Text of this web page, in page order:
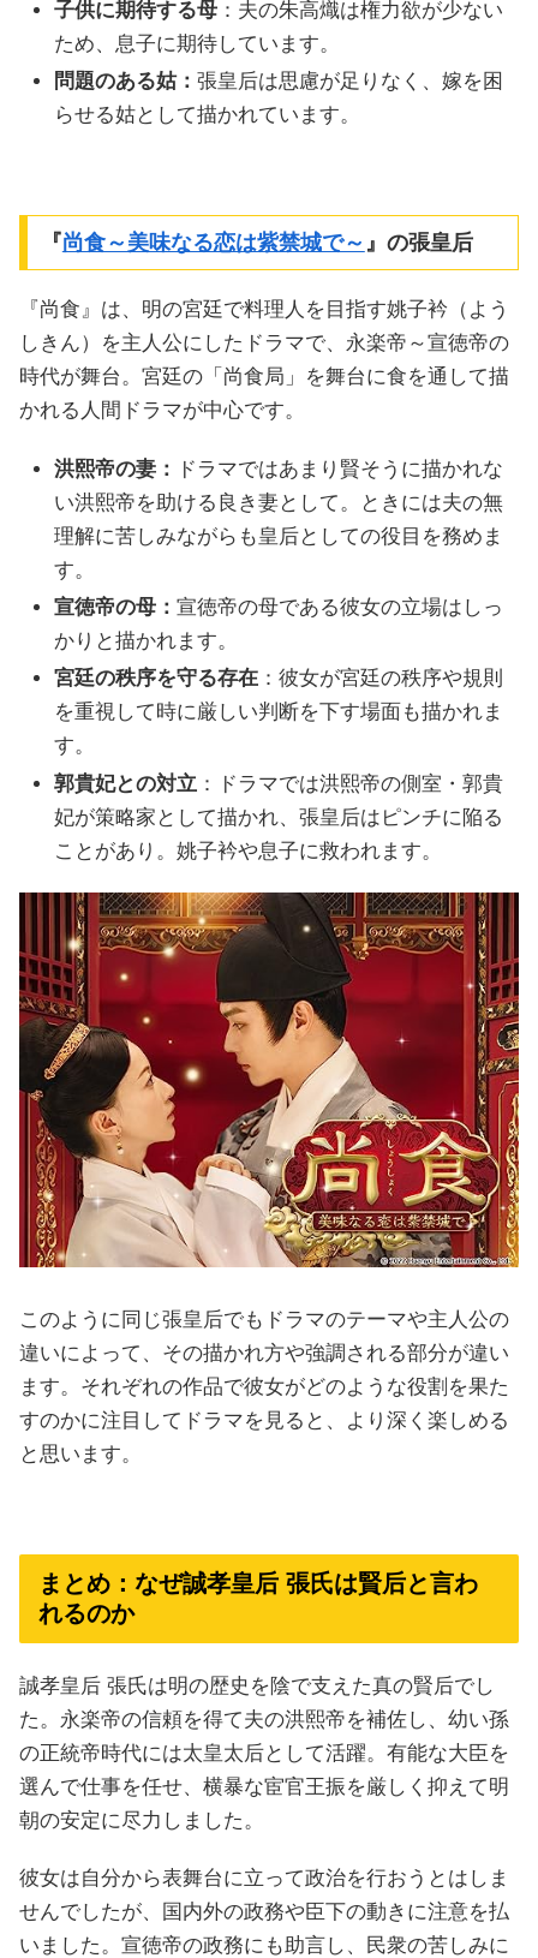
子供に期待する母 ：夫の朱高熾は権力欲が少ない
ため、息子に期待しています。
問題のある姑：張皇后は思慮が足りなく、嫁を困
らせる姑として描かれています。
『尚食～美味なる恋は紫禁城で～ 』の張皇后
『尚食』は、明の宮廷で料理人を目指す姚子衿（よう
しきん）を主人公にしたドラマで、永楽帝～宣徳帝の
時代が舞台。宮廷の「尚食局」を舞台に食を通して描
かれる人間ドラマが中心です。
洪熙帝の妻：
ドラマではあまり賢そうに描かれな
い洪熙帝を助ける良き妻として。ときには夫の無
理解に苦しみながらも皇后としての役目を務めま
す。
宣徳帝の母：宣徳帝の母である彼女の立場はしっ
かりと描かれます。
宮廷の秩序を守る存在 ：彼女が宮廷の秩序や規則
を重視して時に厳しい判断を下す場面も描かれま
す。
郭貴妃との対立 ：ドラマでは洪熙帝の側室・郭貴
妃が策略家として描かれ、張皇后はピンチに陥る
ことがあり。姚子衿や息子に救われます。
このように同じ張皇后でもドラマのテーマや主人公の
違いによって、その描かれ方や強調される部分が違い
ます。それぞれの作品で彼女がどのような役割を果た
すのかに注目してドラマを見ると、より深く楽しめる
と思います。
まとめ：なぜ誠孝皇后 張氏は賢后と言わ
れるのか
誠孝皇后 張氏は明の歴史を陰で支えた真の賢后でし
た。永楽帝の信頼を得て夫の洪熙帝を補佐し、幼い孫
の正統帝時代には太皇太后として活躍。有能な大臣を
選んで仕事を任せ、横暴な宦官王振を厳しく抑えて明
朝の安定に尽力しました。
彼女は自分から表舞台に立って政治を行おうとはしま
せんでしたが、国内外の政務や臣下の動きに注意を払
いました。宣徳帝の政務にも助言し、民衆の苦しみに